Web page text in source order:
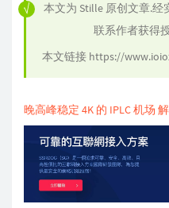
本文为 Stille 原创文章.经
联系作者获得
本文链接 https://
晚高峰稳定 4K 的 IPLC 机场